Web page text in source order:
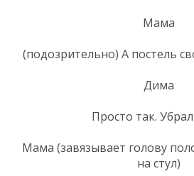
Мама
(подозрительно) А постель
Дима
Просто так.
Мама (завязывает голову
на стул)